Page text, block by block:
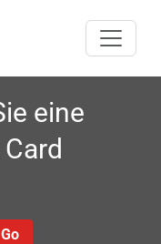
eine
Go